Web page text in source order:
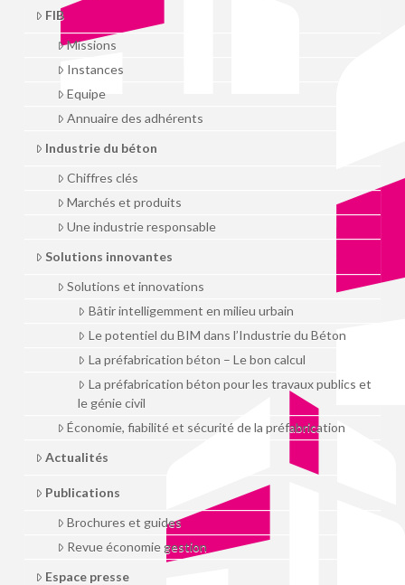
FIB
Missions
Instances
Equipe
Annuaire des adhérents
Industrie du béton
Chiffres clés
Marchés et produits
Une industrie responsable
Solutions innovantes
Solutions et innovations
Bâtir intelligemment en milieu urbain
Le potentiel du BIM dans l’Industrie du Béton
La préfabrication béton – Le bon calcul
La préfabrication béton pour les travaux publics et
le génie civil
Économie, fiabilité et sécurité de la préfabrication
Actualités
Publications
Brochures et guides
Revue économie gestion
Espace presse